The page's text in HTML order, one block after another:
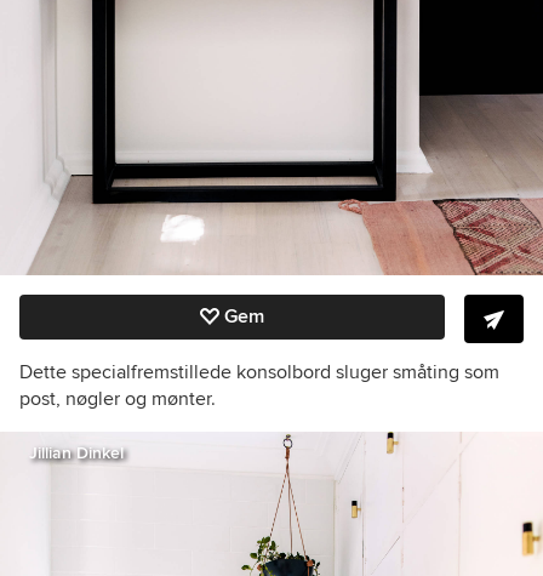
Gem
Dette specialfremstillede konsolbord sluger småting som
post, nøgler og mønter.
Jillian Dinkel